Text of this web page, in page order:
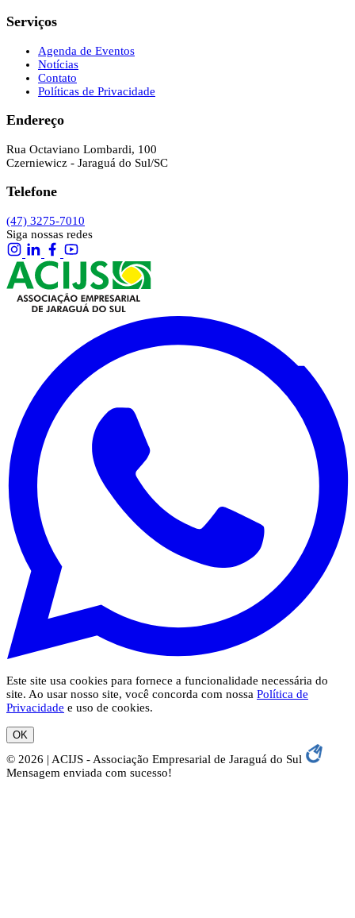
Serviços
Agenda de Eventos
Notícias
Contato
Políticas de Privacidade
Endereço
Rua Octaviano Lombardi, 100
Czerniewicz - Jaraguá do Sul/SC
Telefone
(47) 3275-7010
Siga nossas redes
Este site usa cookies para fornece a funcionalidade necessária do
site. Ao usar nosso site, você concorda com nossa Política de
Privacidade e uso de cookies.
OK
© 2026 | ACIJS - Associação Empresarial de Jaraguá do Sul
Mensagem enviada com sucesso!